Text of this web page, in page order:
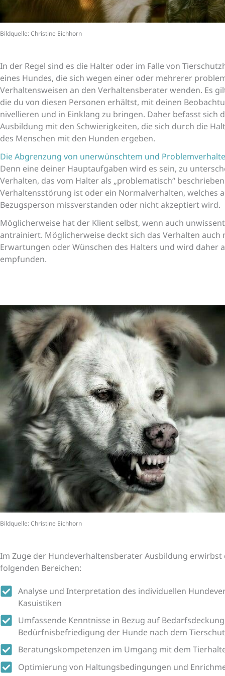
Bildquelle: Christine Eichhorn
In der Regel sind es die Halter oder im Falle von
eines Hundes, die sich wegen einer oder mehrerer
Verhaltensweisen an den Verhaltensberater wenden. Es
die du von diesen Personen erhältst, mit deinen
nivellieren und in Einklang zu bringen. Daher befasst sich
Ausbildung mit den Schwierigkeiten, die sich durch die
des Menschen mit den Hunden ergeben.
Die Abgrenzung von unerwünschtem und
Denn eine deiner Hauptaufgaben wird es sein, zu
Verhalten, das vom Halter als „problematisch“
Verhaltensstörung ist oder ein Normalverhalten, welches
Bezugsperson missverstanden oder nicht akzeptiert wird.
Möglicherweise hat der Klient selbst, wenn auch
antrainiert. Möglicherweise deckt sich das Verhalten
Erwartungen oder Wünschen des Halters und wird daher
empfunden.
Bildquelle: Christine Eichhorn
Im Zuge der Hundeverhaltensberater Ausbildung erwirbst
folgenden Bereichen:
Analyse und Interpretation des individuellen
Kasuistiken
Umfassende Kenntnisse in Bezug auf
Bedürfnisbefriedigung der Hunde nach dem
Beratungskompetenzen im Umgang mit dem
Optimierung von Haltungsbedingungen und